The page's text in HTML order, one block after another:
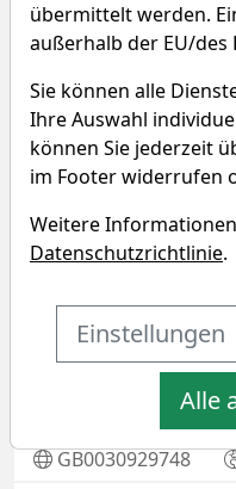
M & W Invest: M &
LU0126525004
M&G CORPORATE
GB0032137860
M&G EUR INDEX
M&G European Euro
GB0030928997
M&G EUROPEAN SM
GB0030929748
übermittelt werden.
außerhalb der EU/des
Sie können alle
Ihre Auswahl
können Sie jederzeit
im Footer widerrufen
Weitere
Datenschutzrichtlinie.
Einstellungen
Alle